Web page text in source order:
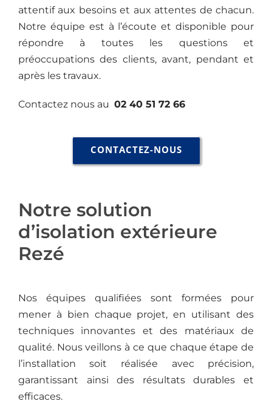
attentif aux besoins et aux attentes de chacun.
Notre équipe est à l’écoute et disponible pour
répondre à toutes les questions et
préoccupations des clients, avant, pendant et
après les travaux.
Contactez nous au 02 40 51 72 66
CONTACTEZ-NOUS
Notre solution
d’isolation extérieure
Rezé
Nos équipes qualifiées sont formées pour
mener à bien chaque projet, en utilisant des
techniques innovantes et des matériaux de
qualité. Nous veillons à ce que chaque étape de
l’installation soit réalisée avec précision,
garantissant ainsi des résultats durables et
efficaces.